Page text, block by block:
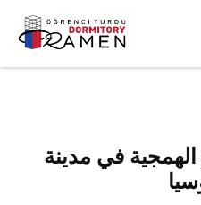
في مدينة